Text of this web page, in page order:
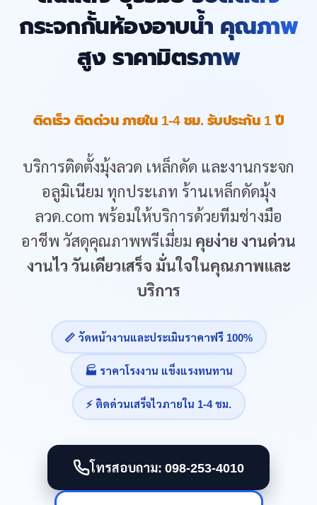
กระจกกั้นห้องอาบน้ำ คุณภาพ
สูง ราคามิตรภาพ
ติดเร็ว ติดด่วน ภายใน 1-4 ชม. รับประกัน 1 ปี
บริการติดตั้งมุ้งลวด เหล็กดัด และงานกระจก
อลูมิเนียม ทุกประเภท ร้านเหล็กดัดมุ้ง
ลวด.com พร้อมให้บริการด้วยทีมช่างมือ
อาชีพ วัสดุคุณภาพพรีเมี่ยม คุยง่าย งานด่วน
งานไว วันเดียวเสร็จ มั่นใจในคุณภาพและ
บริการ
📏 วัดหน้างานและประเมินราคาฟรี 100%
🏭 ราคาโรงงาน แข็งแรงทนทาน
⚡ ติดด่วนเสร็จไวภายใน 1-4 ชม.
โทรสอบถาม: 098-253-4010